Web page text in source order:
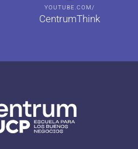
YOUTUBE.COM/
CentrumThink